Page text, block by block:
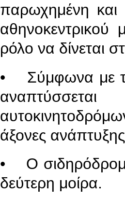
παρωχημένη και
αθηνοκεντρικού
ρόλο να δίνεται
• Σύμφωνα με
άξονες
• Ο
δεύτερη μοίρα.